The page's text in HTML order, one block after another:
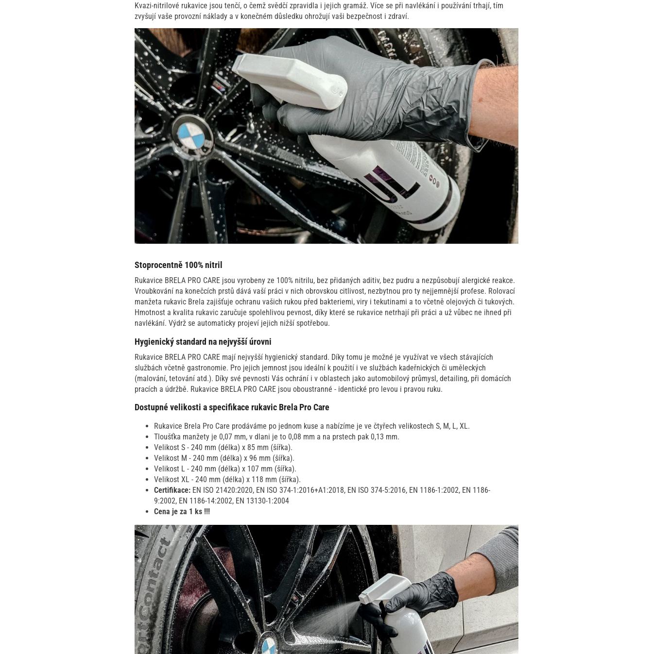
Kvazi-nitrilové rukavice jsou tenčí, o čemž svědčí zpravidla i jejich gramáž. Více se při navlékání i používání trhají, tím
zvyšují vaše provozní náklady a v konečném důsledku ohrožují vaši bezpečnost i zdraví.
Stoprocentně 100% nitril
Rukavice BRELA PRO CARE jsou vyrobeny ze 100% nitrilu, bez přidaných aditiv, bez pudru a nezpůsobují alergické reakce.
Vroubkování na konečcích prstů dává vaší práci v nich obrovskou citlivost, nezbytnou pro ty nejjemnější profese. Rolovací
manžeta rukavic Brela zajišťuje ochranu vašich rukou před bakteriemi, viry i tekutinami a to včetně olejových či tukových.
Hmotnost a kvalita rukavic zaručuje spolehlivou pevnost, díky které se rukavice netrhají při práci a už vůbec ne ihned při
navlékání. Výdrž se automaticky projeví jejich nižší spotřebou.
Hygienický standard na nejvyšší úrovni
Rukavice BRELA PRO CARE mají nejvyšší hygienický standard. Díky tomu je možné je využívat ve všech stávajících
službách včetně gastronomie. Pro jejich jemnost jsou ideální k použití i ve službách kadeřnických či uměleckých
(malování, tetování atd.). Díky své pevnosti Vás ochrání i v oblastech jako automobilový průmysl, detailing, při domácích
pracích a údržbě. Rukavice BRELA PRO CARE jsou oboustranné - identické pro levou i pravou ruku.
Dostupné velikosti a specifikace rukavic Brela Pro Care
Rukavice Brela Pro Care prodáváme po jednom kuse a nabízíme je ve čtyřech velikostech S, M, L, XL.
Tloušťka manžety je 0,07 mm, v dlani je to 0,08 mm a na prstech pak 0,13 mm.
Velikost S - 240 mm (délka) x 85 mm (šířka).
Velikost M - 240 mm (délka) x 96 mm (šířka).
Velikost L - 240 mm (délka) x 107 mm (šířka).
Velikost XL - 240 mm (délka) x 118 mm (šířka).
Certifikace: EN ISO 21420:2020, EN ISO 374-1:2016+A1:2018, EN ISO 374-5:2016, EN 1186-1:2002, EN 1186-
9:2002, EN 1186-14:2002, EN 13130-1:2004
Cena je za 1 ks !!!